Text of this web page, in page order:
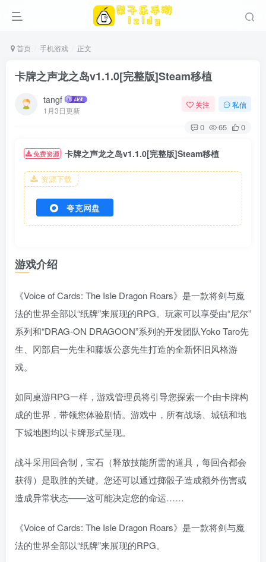
首页 手机游戏 正文
卡牌之声龙之岛v1.1.0[完整版]Steam移植
tangf
1月3日更新
关注 私信
0 65 0
免费资源 卡牌之声龙之岛v1.1.0[完整版]Steam移植
资源下载
夸克网盘
游戏介绍
《Voice of Cards: The Isle Dragon Roars》是一款将剑与魔
法的世界全部以“纸牌”来展现的RPG。玩家可以享受由“尼尔”
系列和“DRAG-ON DRAGOON”系列的开发团队Yoko Taro先
生、冈部启一先生和藤坂公彦先生打造的全新怀旧风格游
戏。
如同桌游RPG一样，游戏管理员将引导您探索一个由卡牌构
成的世界，带领您体验剧情。游戏中，所有战场、城镇和地
下城地图均以卡牌形式呈现。
战斗采用回合制，宝石（释放技能所需的道具，每回合都会
获得）是取胜的关键。您还可以通过掷骰子造成额外伤害或
造成异常状态——这可能决定您的命运……
《Voice of Cards: The Isle Dragon Roars》是一款将剑与魔
法的世界全部以“纸牌”来展现的RPG。